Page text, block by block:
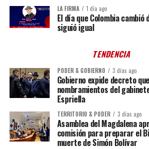
LA FIRMA 1 día ago
El día que Colombia cambió
siguió igual
TENDENCIA
PODER & GOBIERNO 3 días ago
Gobierno expide decreto
nombramientos del
Espriella
TERRITORIO & PODER 3 días ago
Asamblea del Magdalena
comisión para preparar el
muerte de Simón Bolívar